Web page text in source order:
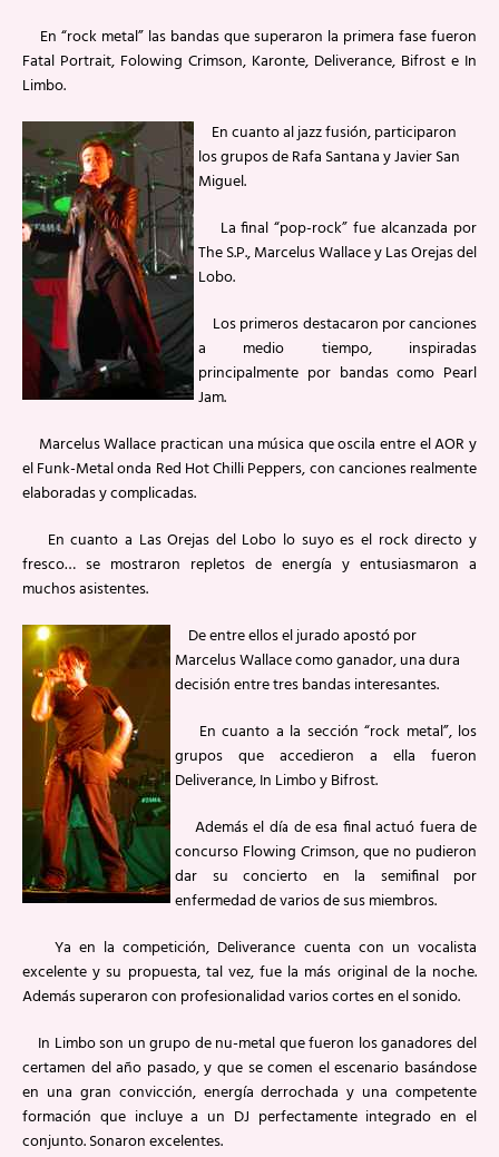
En “rock metal” las bandas que superaron la primera fase fueron
Fatal Portrait, Folowing Crimson, Karonte, Deliverance, Bifrost e In
Limbo.
En cuanto al jazz fusión, participaron
los grupos de Rafa Santana y Javier San
Miguel.
La final “pop-rock” fue alcanzada por
The S.P., Marcelus Wallace y Las Orejas del
Lobo.
Los primeros destacaron por canciones
a medio tiempo, inspiradas
principalmente por bandas como Pearl
Jam.
Marcelus Wallace practican una música que oscila entre el AOR y
el Funk-Metal onda Red Hot Chilli Peppers, con canciones realmente
elaboradas y complicadas.
En cuanto a Las Orejas del Lobo lo suyo es el rock directo y
fresco… se mostraron repletos de energía y entusiasmaron a
muchos asistentes.
De entre ellos el jurado apostó por
Marcelus Wallace como ganador, una dura
decisión entre tres bandas interesantes.
En cuanto a la sección “rock metal”, los
grupos que accedieron a ella fueron
Deliverance, In Limbo y Bifrost.
Además el día de esa final actuó fuera de
concurso Flowing Crimson, que no pudieron
dar su concierto en la semifinal por
enfermedad de varios de sus miembros.
Ya en la competición, Deliverance cuenta con un vocalista
excelente y su propuesta, tal vez, fue la más original de la noche.
Además superaron con profesionalidad varios cortes en el sonido.
In Limbo son un grupo de nu-metal que fueron los ganadores del
certamen del año pasado, y que se comen el escenario basándose
en una gran convicción, energía derrochada y una competente
formación que incluye a un DJ perfectamente integrado en el
conjunto. Sonaron excelentes.